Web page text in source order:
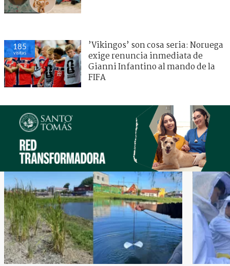
185
visitas
’Vikingos’ son cosa seria: Noruega
exige renuncia inmediata de
Gianni Infantino al mando de la
FIFA